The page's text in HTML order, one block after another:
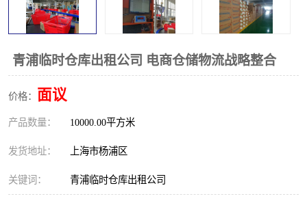
青浦临时仓库出租公司 电商仓储物流战略整合
价格： 面议
产品数量： 10000.00平方米
发货地址： 上海市杨浦区
关键词： 青浦临时仓库出租公司